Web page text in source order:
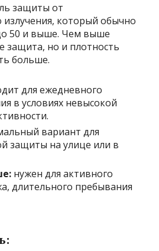
защиты от
излучения, который обычно
50 и выше. Чем выше
защита, но и плотность
больше.
для ежедневного
в условиях невысокой
вариант для
защиты на улице или в
нужен для активного
длительного пребывания